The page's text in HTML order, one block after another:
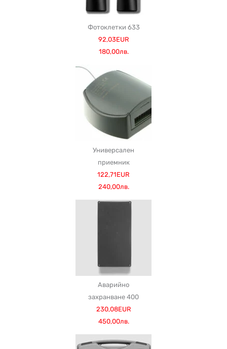
Фотоклетки 633
92,03EUR
180,00лв.
Универсален
приемник
122,71EUR
240,00лв.
Аварийно
захранване 400
230,08EUR
450,00лв.